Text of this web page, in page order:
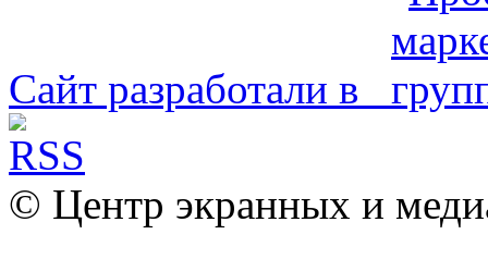
Сайт разработали в
© Центр экранных и